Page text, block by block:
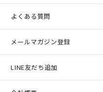
よくある質問
メールマガジン登録
LINE友だち追加